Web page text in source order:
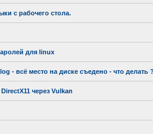
с рабочего стола.
для linux
- всё место на диске съедено - что делать
через Vulkan